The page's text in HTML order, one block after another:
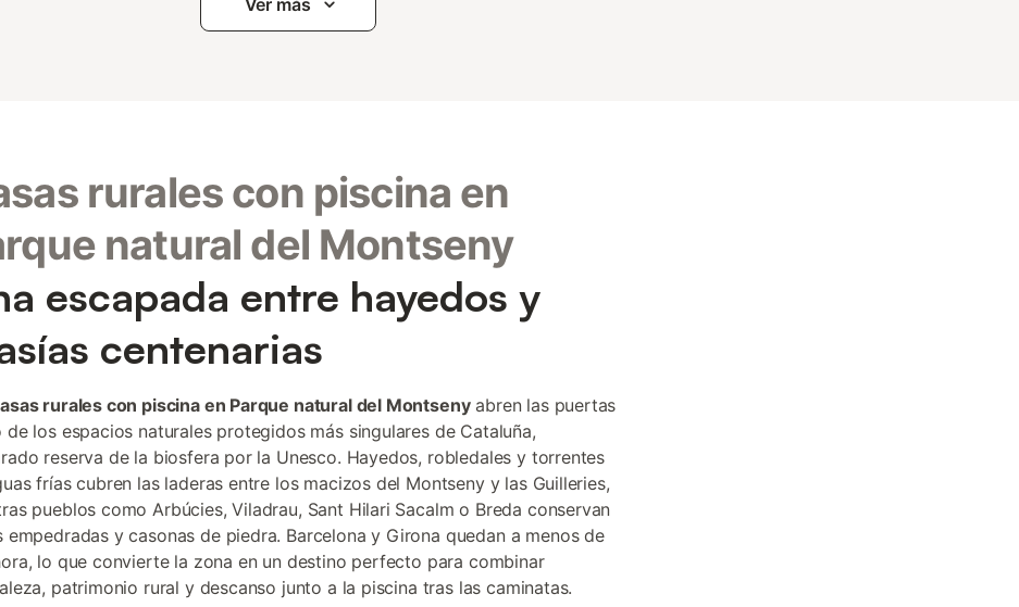
Ver más
rurales con piscina en
natural del Montseny
escapada entre hayedos y
centenarias
rurales con piscina en Parque natural del Montsenyabren las puertas
de los espacios naturales protegidos más singulares de Cataluña,
reserva de la biosfera por la Unesco. Hayedos, robledales y torrentes
frías cubren las laderas entre los macizos del Montseny y las Guilleries,
pueblos como Arbúcies, Viladrau, Sant Hilari Sacalm o Breda conservan
empedradas y casonas de piedra. Barcelona y Girona quedan a menos de
lo que convierte la zona en un destino perfecto para combinar
patrimonio rural y descanso junto a la piscina tras las caminatas.